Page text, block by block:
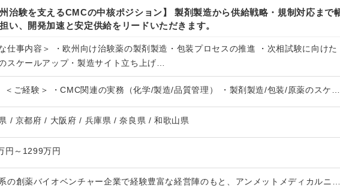
州治験を支えるCMCの中核ポジション】 製剤製造から供給戦略・規制対応まで
い、開発加速と安定供給をリードいただきます。
仕事内容＞ ・欧州向け治験薬の製剤製造・包装プロセスの推進 ・次相試験に向けた
スケールアップ・製造サイト立ち上げ…
＜ご経験＞ ・CMC関連の実務（化学/製造/品質管理） ・製剤製造/包装/原薬のスケ…
/ 京都府 / 大阪府 / 兵庫県 / 奈良県 / 和歌山県
円～1299万円
の創薬バイオベンチャー企業で経験豊富な経営陣のもと、アンメットメディカルニ…